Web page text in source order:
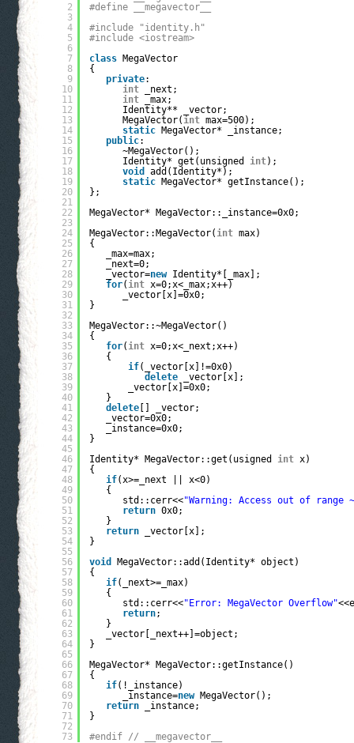
2
3
4
5
6
7
8
9
10
11
12
13
14
15
16
17
18
19
20
21
22
23
24
25
26
27
28
29
30
31
32
33
34
35
36
37
38
39
40
41
42
43
44
45
46
47
48
49
50
51
52
53
54
55
56
57
58
59
60
61
62
63
64
65
66
67
68
69
70
71
72
73
#define __megavector__
#include "identity.h"
#include <iostream>
class MegaVector
{
private:
int
_next;
int
_max;
Identity** _vector;
MegaVector( int max=500);
static MegaVector* _instance;
public:
~MegaVector();
Identity* get(unsigned int);
void
add(Identity*);
static MegaVector* getInstance();
};
MegaVector* MegaVector::_instance=0x0;
MegaVector::MegaVector( int max)
{
_max=max;
_next=0;
_vector=new Identity*[_max];
for( int x=0;x<_max;x++)
_vector[x]=0x0;
}
MegaVector::~MegaVector()
{
for( int x=0;x<_next;x++)
{
if(_vector[x]!=0x0)
delete
_vector[x];
_vector[x]=0x0;
}
delete [] _vector;
_vector=0x0;
_instance=0x0;
}
Identity* MegaVector::get(usigned int x)
{
if(x>=_next || x<0)
{
std::cerr<<"Warning: Access out of range
return 0x0;
}
return
_vector[x];
}
void
MegaVector::add(Identity* object)
{
if(_next>=_max)
{
std::cerr<<"Error: MegaVector Overflow"
return;
}
_vector[_next++]=object;
}
MegaVector* MegaVector::getInstance()
{
if(!_instance)
_instance=new MegaVector();
return
_instance;
}
#endif // __megavector__